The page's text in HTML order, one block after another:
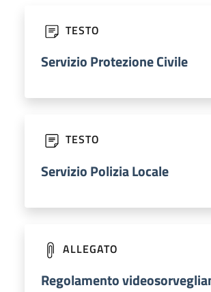
TESTO
Servizio Protezione Civile
TESTO
Servizio Polizia Locale
ALLEGATO
Regolamento